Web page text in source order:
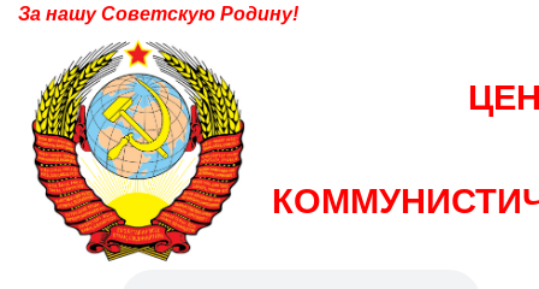
За нашу Советскую Родину!